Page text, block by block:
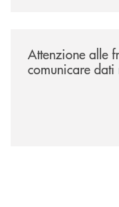
Attenzione alle
comunicare dati